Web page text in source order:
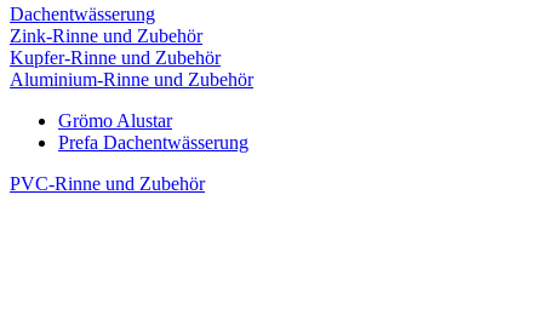
Dachentwässerung
Zink-Rinne und Zubehör
Kupfer-Rinne und Zubehör
Aluminium-Rinne und Zubehör
Grömo Alustar
Prefa Dachentwässerung
PVC-Rinne und Zubehör